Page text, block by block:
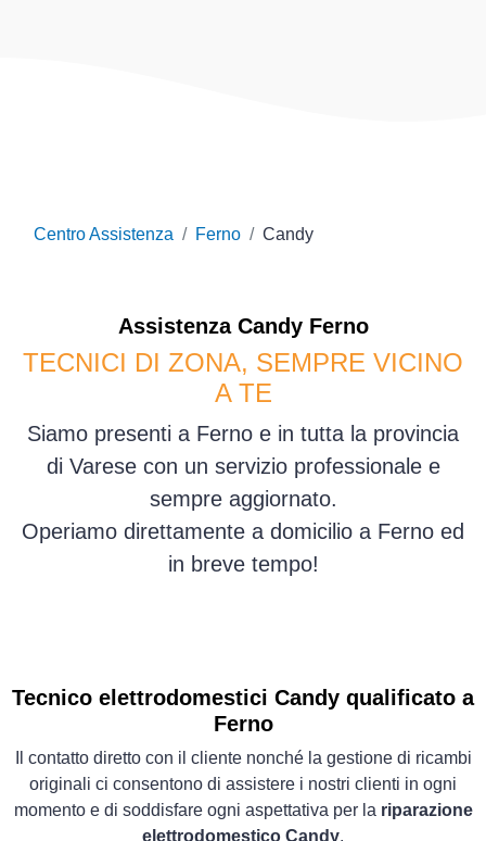
Centro Assistenza Ferno Candy
Assistenza CandyFerno
TECNICI DI ZONA, SEMPRE VICINO
A TE
Siamo presenti a Ferno e in tutta la provincia
di Varese con un servizio professionale e
sempre aggiornato.
Operiamo direttamente a domicilio a Ferno ed
in breve tempo!
Tecnico elettrodomestici Candy qualificato a
Ferno
Il contatto diretto con il cliente nonché la gestione di ricambi
originali ci consentono di assistere i nostri clienti in ogni
momento e di soddisfare ogni aspettativa per la riparazione
elettrodomestico Candy.